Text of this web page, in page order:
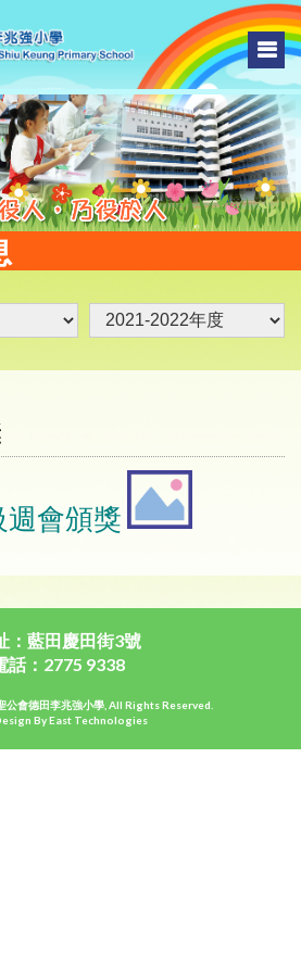
週會頒獎
：藍田慶田街3號
話：2775 9338
會德田李兆強小學, All Rights Reserved.
By East Technologies